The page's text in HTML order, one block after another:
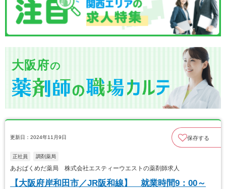
大阪府の
更新日：2024年11月9日 保存する
正社員 調剤薬局
あおばくめだ薬局 株式会社エスティーウエストの薬剤師求人
【大阪府岸和田市／JR阪和線】 就業時間9：00～